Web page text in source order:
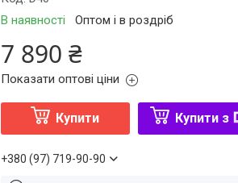
В наявності Оптом і в роздріб
7 890 ₴
Показати оптові ціни
Купити Купити з
+380 (97) 719-90-90